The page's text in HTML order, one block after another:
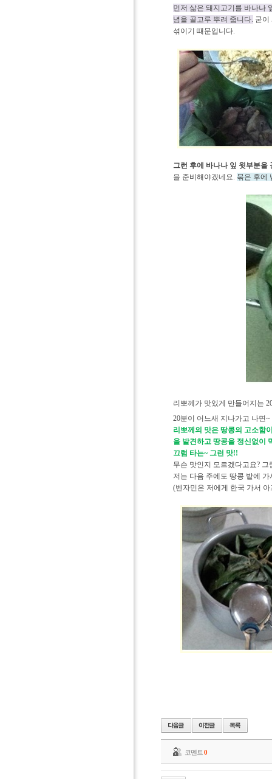
먼저 삶은 돼지고기를 바나나
념을 골고루 뿌려 줍니다. 굳이
섞이기 때문입니다.
그런 후에 바나나 잎 윗부분을
을 준비해야겠네요. 묶은 후에
리뽀께가 맛있게 만들어지는
20분이 어느새 지나가고 나면
리뽀께의 맛은 땅콩의 고소함
을 발견하고 땅콩을 정신없이
끄럼 타는~ 그런 맛!!
무슨 맛인지 모르겠다고요?
저는 다음 주에도 땅콩 밭에
(벤자민은 저에게 한국 가서
코멘트 0